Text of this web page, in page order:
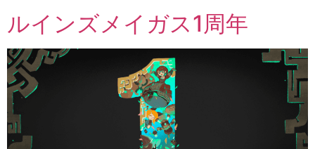
ルインズメイガス1周年